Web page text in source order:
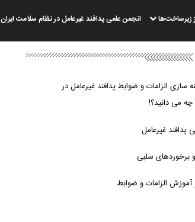
زیرساخت‌ها انجمن علمی پدافند غیرعامل در نظام سلامت ایران
سازی الزامات و ضوابط پدافند غیرعامل در
چه می دانید؟!
پدافند غیرعامل
برخوردهای سلبی
آموزش الزامات و ضوابط